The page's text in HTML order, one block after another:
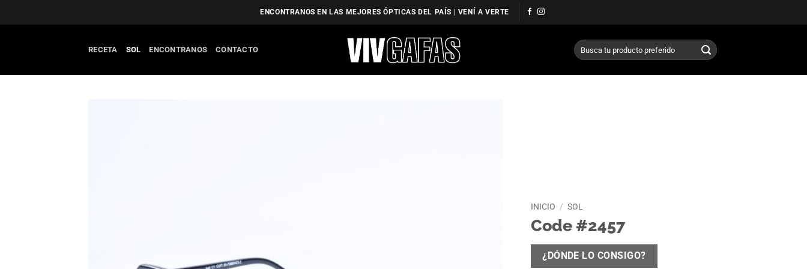
al
ENCONTRANOS EN LAS MEJORES ÓPTICAS DEL PAÍS | VENÍ A VERTE
RECETA SOL ENCONTRANOS CONTACTO
Buscar
por:
INICIO / SOL
Code #2457
¿DÓNDE LO CONSIGO?